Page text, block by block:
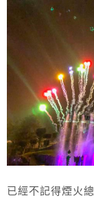
已經不記得煙火